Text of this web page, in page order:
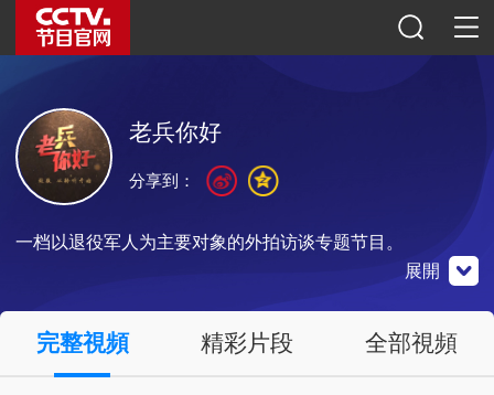
老兵你好
一档以退役军人为主要对象的外拍访谈专题节目。
微博 微信公眾號 央視影音
展開
分享到：
完整視頻 精彩片段 全部視頻